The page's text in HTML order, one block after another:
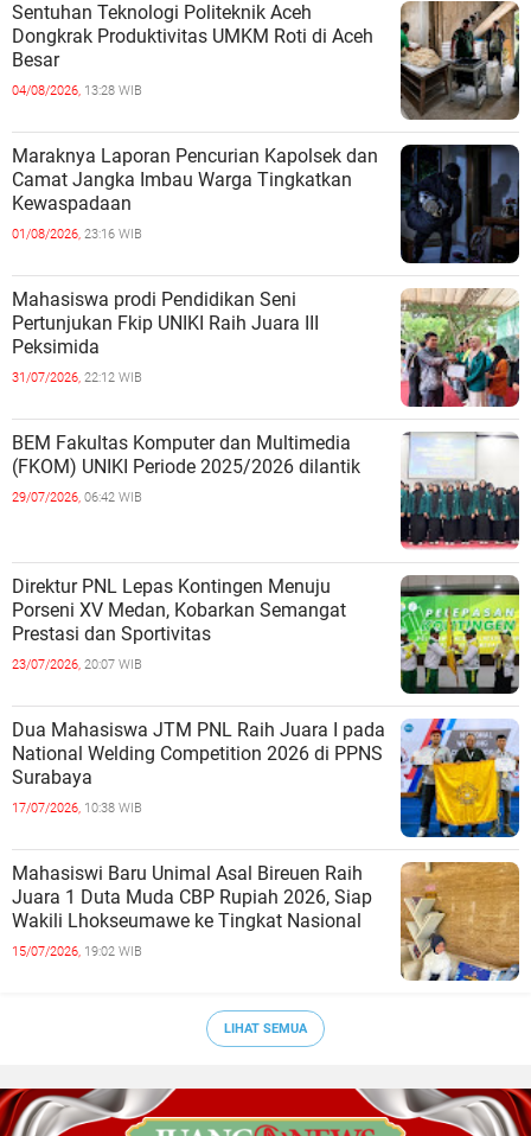
Sentuhan Teknologi Politeknik Aceh
Dongkrak Produktivitas UMKM Roti di Aceh
Besar
04/08/2026, 13:28 WIB
Maraknya Laporan Pencurian Kapolsek dan
Camat Jangka Imbau Warga Tingkatkan
Kewaspadaan
01/08/2026, 23:16 WIB
Mahasiswa prodi Pendidikan Seni
Pertunjukan Fkip UNIKI Raih Juara III
Peksimida
31/07/2026, 22:12 WIB
BEM Fakultas Komputer dan Multimedia
(FKOM) UNIKI Periode 2025/2026 dilantik
29/07/2026, 06:42 WIB
Direktur PNL Lepas Kontingen Menuju
Porseni XV Medan, Kobarkan Semangat
Prestasi dan Sportivitas
23/07/2026, 20:07 WIB
Dua Mahasiswa JTM PNL Raih Juara I pada
National Welding Competition 2026 di PPNS
Surabaya
17/07/2026, 10:38 WIB
Mahasiswi Baru Unimal Asal Bireuen Raih
Juara 1 Duta Muda CBP Rupiah 2026, Siap
Wakili Lhokseumawe ke Tingkat Nasional
15/07/2026, 19:02 WIB
LIHAT SEMUA